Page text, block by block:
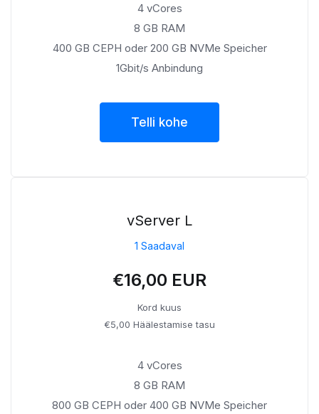
4 vCores
8 GB RAM
400 GB CEPH oder 200 GB NVMe Speicher
1Gbit/s Anbindung
Telli kohe
vServer L
1 Saadaval
€16,00 EUR
Kord kuus
€5,00 Häälestamise tasu
4 vCores
8 GB RAM
800 GB CEPH oder 400 GB NVMe Speicher